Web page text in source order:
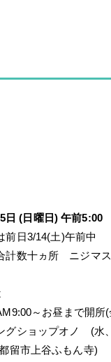
日 (日曜日) 午前5:00
前日3/14(土)午前中
計数十ヵ所 ニジマ
～お昼まで開所(
グショップオノ (水
留市上谷ふもん寺)